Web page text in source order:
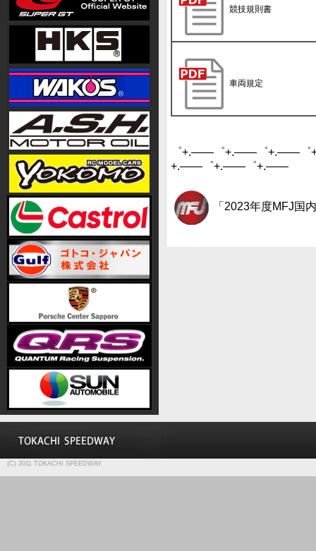
競技規則書
車両規定
゜+.――゜+.――゜+.――
+.――゜+.――゜+.――
「2023年度MFJ国
(C) 2011 TOKACHI SPEEDWAY